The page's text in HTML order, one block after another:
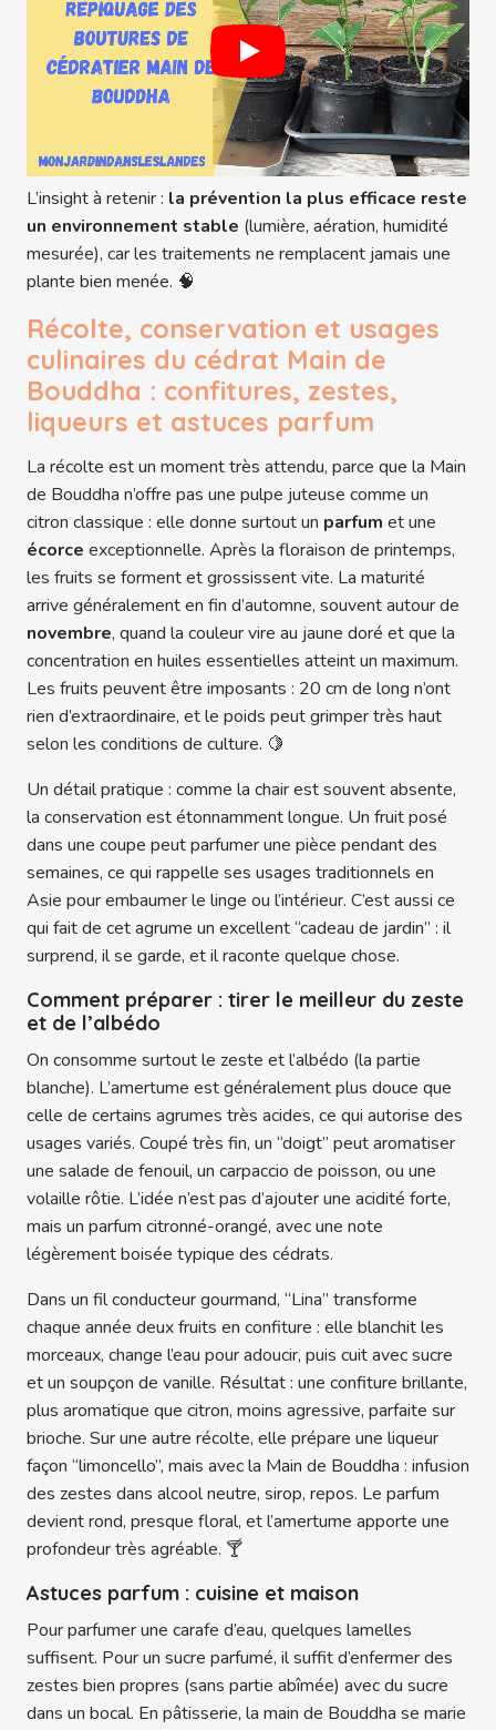
L’insight à retenir : la prévention la plus efficace reste
un environnement stable (lumière, aération, humidité
mesurée), car les traitements ne remplacent jamais une
plante bien menée. 🧠
Récolte, conservation et usages
culinaires du cédrat Main de
Bouddha : confitures, zestes,
liqueurs et astuces parfum
La récolte est un moment très attendu, parce que la Main
de Bouddha n’offre pas une pulpe juteuse comme un
citron classique : elle donne surtout un parfum et une
écorce exceptionnelle. Après la floraison de printemps,
les fruits se forment et grossissent vite. La maturité
arrive généralement en fin d’automne, souvent autour de
novembre, quand la couleur vire au jaune doré et que la
concentration en huiles essentielles atteint un maximum.
Les fruits peuvent être imposants : 20 cm de long n’ont
rien d’extraordinaire, et le poids peut grimper très haut
selon les conditions de culture. 🍋
Un détail pratique : comme la chair est souvent absente,
la conservation est étonnamment longue. Un fruit posé
dans une coupe peut parfumer une pièce pendant des
semaines, ce qui rappelle ses usages traditionnels en
Asie pour embaumer le linge ou l’intérieur. C’est aussi ce
qui fait de cet agrume un excellent “cadeau de jardin” : il
surprend, il se garde, et il raconte quelque chose.
Comment préparer : tirer le meilleur du zeste
et de l’albédo
On consomme surtout le zeste et l’albédo (la partie
blanche). L’amertume est généralement plus douce que
celle de certains agrumes très acides, ce qui autorise des
usages variés. Coupé très fin, un “doigt” peut aromatiser
une salade de fenouil, un carpaccio de poisson, ou une
volaille rôtie. L’idée n’est pas d’ajouter une acidité forte,
mais un parfum citronné-orangé, avec une note
légèrement boisée typique des cédrats.
Dans un fil conducteur gourmand, “Lina” transforme
chaque année deux fruits en confiture : elle blanchit les
morceaux, change l’eau pour adoucir, puis cuit avec sucre
et un soupçon de vanille. Résultat : une confiture brillante,
plus aromatique que citron, moins agressive, parfaite sur
brioche. Sur une autre récolte, elle prépare une liqueur
façon “limoncello”, mais avec la Main de Bouddha : infusion
des zestes dans alcool neutre, sirop, repos. Le parfum
devient rond, presque floral, et l’amertume apporte une
profondeur très agréable. 🍸
Astuces parfum : cuisine et maison
Pour parfumer une carafe d’eau, quelques lamelles
suffisent. Pour un sucre parfumé, il suffit d’enfermer des
zestes bien propres (sans partie abîmée) avec du sucre
dans un bocal. En pâtisserie, la main de Bouddha se marie